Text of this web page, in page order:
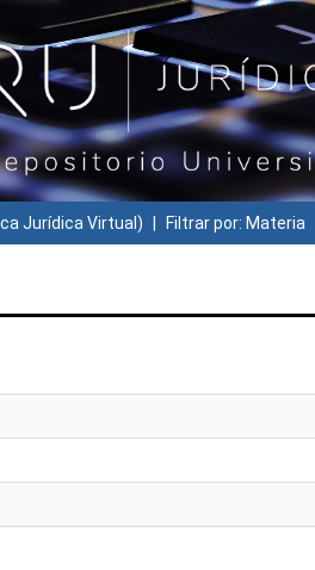
Jurídica Virtual) Filtrar por: Materia